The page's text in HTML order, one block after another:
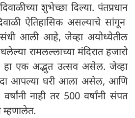
शुभेच्छा दिल्या. पंतप्रधान
ऐतिहासिक असल्याचे सांगून
संधी आली आहे, जेव्हा अयोध्येतील
रामलल्लाच्या मंदिरात हजारो
हा एक अद्भुत उत्सव असेल. जेव्हा
आपल्या घरी आला असेल, आणि
वर्षांनी नाही तर 500 वर्षांनी संपत